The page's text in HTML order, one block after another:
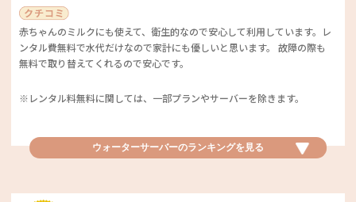
変わるソフトクリームやホットスナック系は特に多くの方々を魅了してい
るようです！ また、イオン銀行ATMとの提携によるUFJ銀行の平日手数
料が無料になるサービスも喜ばれていました。何度も食べたくなるデザー
ト、提携サービスの充実が、ベストサービス賞の理由です♪
コンビニベビカム特別賞
子どもの離乳食でかなりお世話になりました！ 自分では作るのが大変な
をよく買っていました！
料理キットがあり、そのまま使えて便利。 産直の品ばかりなので新鮮で
おいしい。 なによりも毎週届けてくれるので天気が悪い日や子ども連れ
赤ちゃんのミルクにも使えて、衛生的なので安心して利用しています。レ
ンタル費無料で水代だけなので家計にも優しいと思います。 故障の際も
無料で取り替えてくれるので安心です。
※レンタル料無料に関しては、一部プランやサーバーを除きます。
ウォーターサーバーのランキングを 見る
ウォーターサーバー優秀賞